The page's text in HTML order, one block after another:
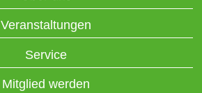
Veranstaltungen
Service
Mitglied werden